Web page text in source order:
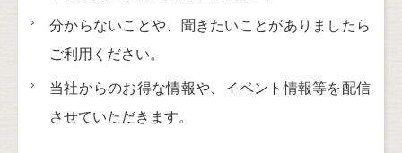
分からないことや、聞きたいことがありましたら
ご利用ください。
当社からのお得な情報や、イベント情報等を配信
させていただきます。